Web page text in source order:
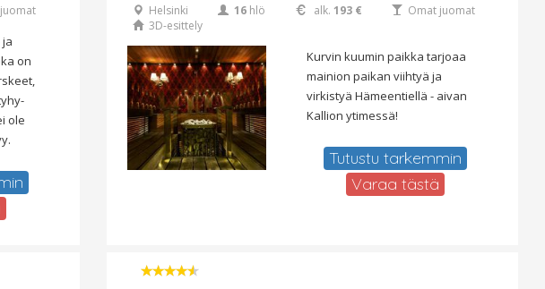
on
ole
Helsinki 16 hlö alk. 193 €
Omat juomat
3D-esittely
Kurvin kuumin paikka tarjoaa
mainion paikan viihtyä ja
virkistyä Hämeentiellä - aivan
Kallion ytimessä!
Tutustu tarkemmin
Varaa tästä